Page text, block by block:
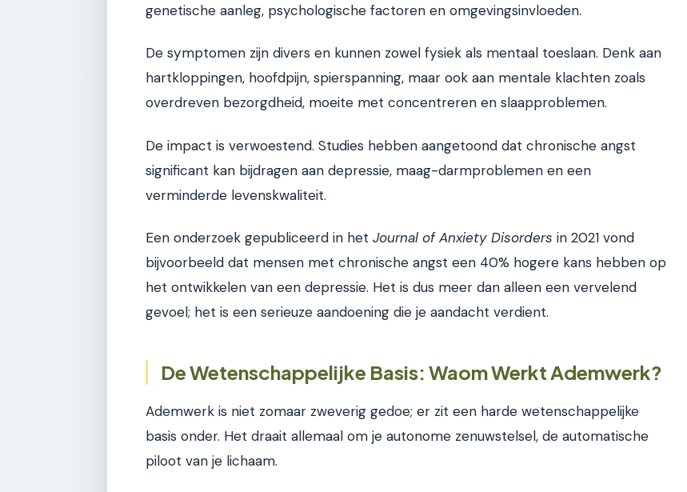
genetische aanleg, psychologische factoren en omgevingsinvloeden.
De symptomen zijn divers en kunnen zowel fysiek als mentaal toeslaan. Denk aan
hartkloppingen, hoofdpijn, spierspanning, maar ook aan mentale klachten zoals
overdreven bezorgdheid, moeite met concentreren en slaapproblemen.
De impact is verwoestend. Studies hebben aangetoond dat chronische angst
significant kan bijdragen aan depressie, maag-darmproblemen en een
verminderde levenskwaliteit.
Een onderzoek gepubliceerd in het Journal of Anxiety Disorders in 2021 vond
bijvoorbeeld dat mensen met chronische angst een 40% hogere kans hebben op
het ontwikkelen van een depressie. Het is dus meer dan alleen een vervelend
gevoel; het is een serieuze aandoening die je aandacht verdient.
De Wetenschappelijke Basis: Waom Werkt Ademwerk?
Ademwerk is niet zomaar zweverig gedoe; er zit een harde wetenschappelijke
basis onder. Het draait allemaal om je autonome zenuwstelsel, de automatische
piloot van je lichaam.